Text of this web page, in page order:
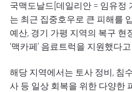
국맥도날드 [데일리안 = 임유정
는 최근 집중호우로 큰 피해를
예산, 경기 가평 지역의 복구 현
‘맥카페’ 음료트럭을 지원했다
해당 지역에서는 토사 정비, 침
사 등 일상 회복을 위한 다양한